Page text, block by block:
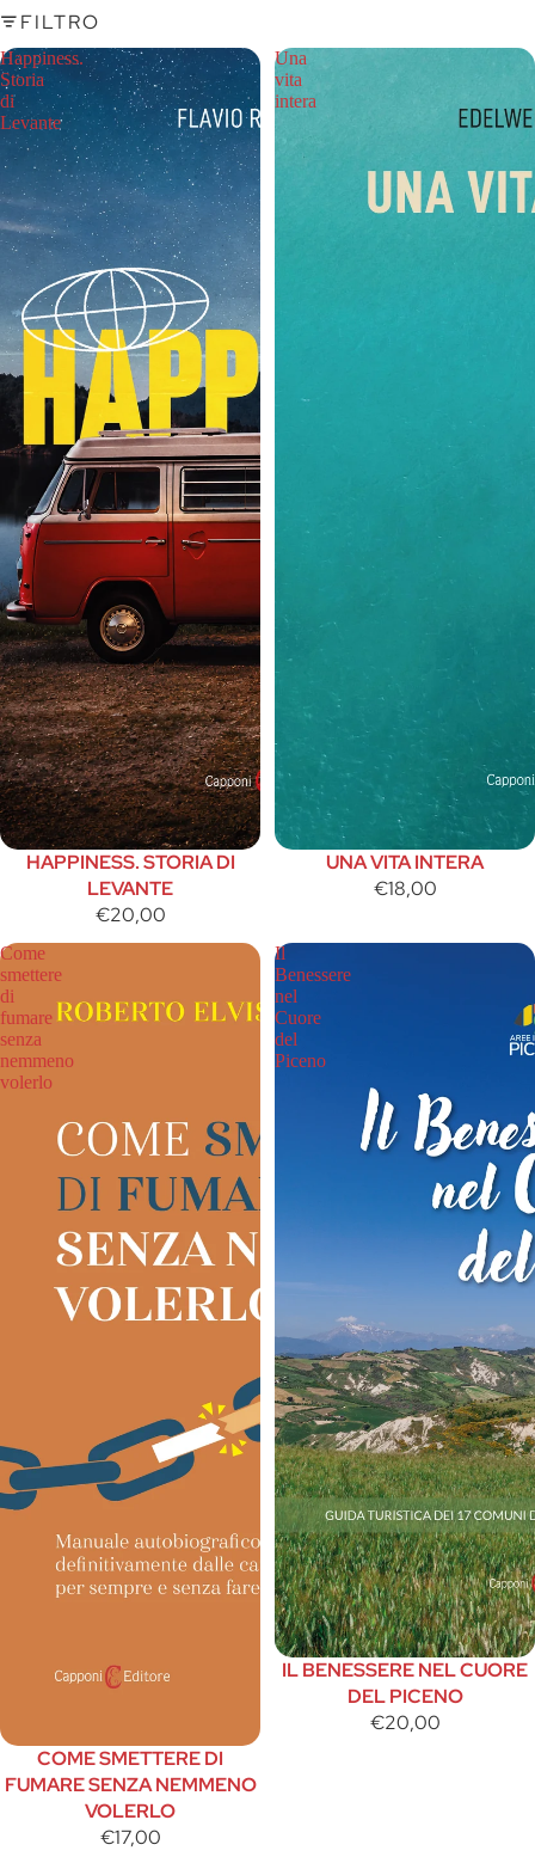
FILTRO
Happiness.
Storia
di
Levante
HAPPINESS. STORIA DI
LEVANTE
€20,00
Una
vita
intera
UNA VITA INTERA
€18,00
Come
smettere
di
fumare
senza
nemmeno
volerlo
COME SMETTERE DI
FUMARE SENZA NEMMENO
VOLERLO
€17,00
Il
Benessere
nel
Cuore
del
Piceno
IL BENESSERE NEL CUORE
DEL PICENO
€20,00